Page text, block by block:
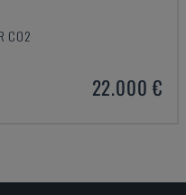
CO2
22.000 €